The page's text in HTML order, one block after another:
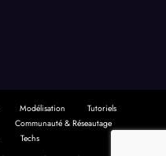
Modélisation
Tutoriels
Communauté & Réseautage
Techs